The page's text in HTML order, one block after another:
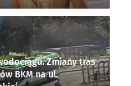
Zmiany tras
BKM na ul.